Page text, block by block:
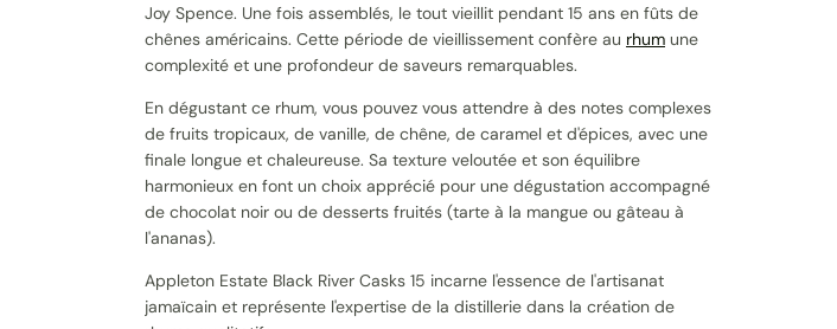
Joy Spence. Une fois assemblés, le tout vieillit pendant 15 ans en fûts de
chênes américains. Cette période de vieillissement confère au rhum une
complexité et une profondeur de saveurs remarquables.
En dégustant ce rhum, vous pouvez vous attendre à des notes complexes
de fruits tropicaux, de vanille, de chêne, de caramel et d'épices, avec une
finale longue et chaleureuse. Sa texture veloutée et son équilibre
harmonieux en font un choix apprécié pour une dégustation accompagné
de chocolat noir ou de desserts fruités (tarte à la mangue ou gâteau à
l'ananas).
Appleton Estate Black River Casks 15 incarne l'essence de l'artisanat
jamaïcain et représente l'expertise de la distillerie dans la création de